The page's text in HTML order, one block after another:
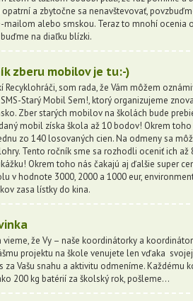
a zbytočne sa nenavštevovať,
alebo smskou. Teraz to mnohí ocenia
na diaľku blízki.
zberu mobilov je tu:-)
Recyklohráči, som rada, že Vám môžem
Starý Mobil Sem!, ktorý organizujeme
Zber starých mobilov na školách bude
mobil získa škola až 10 bodov! Okrem
zo 140 losovaných cien. Na odmeny sa
Tento ročník sme sa rozhodli oceniť ich
Okrem toho nás čakajú aj ďalšie super
v hodnote 3000, 2000 a 1000 eur,
zasa lístky do kina.
vieme, že Vy – naše koordinátorky a
projektu na škole venujete len vďaka
za Vašu snahu a aktivitu odmeníme.
200 kg batérií za školský rok, pošleme...